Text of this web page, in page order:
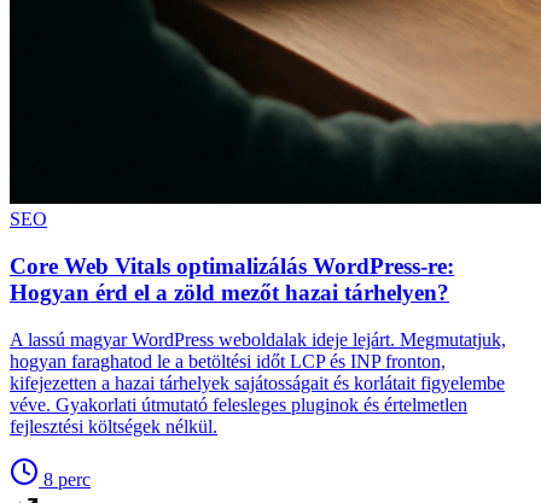
SEO
Core Web Vitals optimalizálás WordPress-re:
Hogyan érd el a zöld mezőt hazai tárhelyen?
A lassú magyar WordPress weboldalak ideje lejárt. Megmutatjuk,
hogyan faraghatod le a betöltési időt LCP és INP fronton,
kifejezetten a hazai tárhelyek sajátosságait és korlátait figyelembe
véve. Gyakorlati útmutató felesleges pluginok és értelmetlen
fejlesztési költségek nélkül.
8 perc